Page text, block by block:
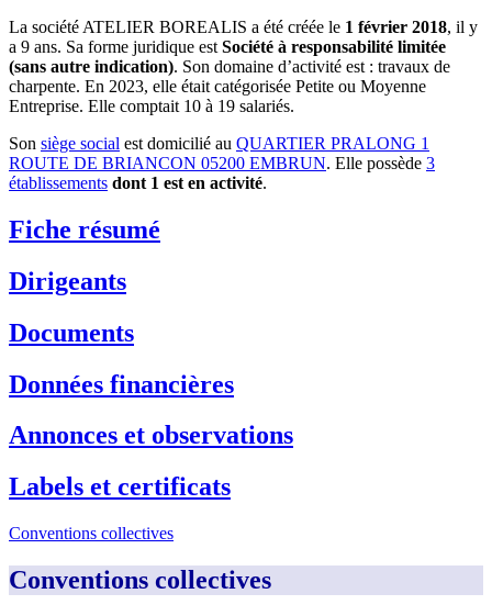
La société ATELIER BOREALIS a été créée le 1 février 2018, il y
a 9 ans. Sa forme juridique est Société à responsabilité limitée
(sans autre indication). Son domaine d’activité est : travaux de
charpente. En 2023, elle était catégorisée Petite ou Moyenne
Entreprise. Elle comptait 10 à 19 salariés.
Son siège social est domicilié au QUARTIER PRALONG 1
ROUTE DE BRIANCON 05200 EMBRUN. Elle possède 3
établissements dont 1 est en activité.
Fiche résumé
Dirigeants
Documents
Données financières
Annonces et observations
Labels et certificats
Conventions collectives
Conventions collectives